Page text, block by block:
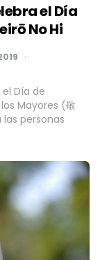
el Día
No Hi
Día de
Mayores (敬
las personas